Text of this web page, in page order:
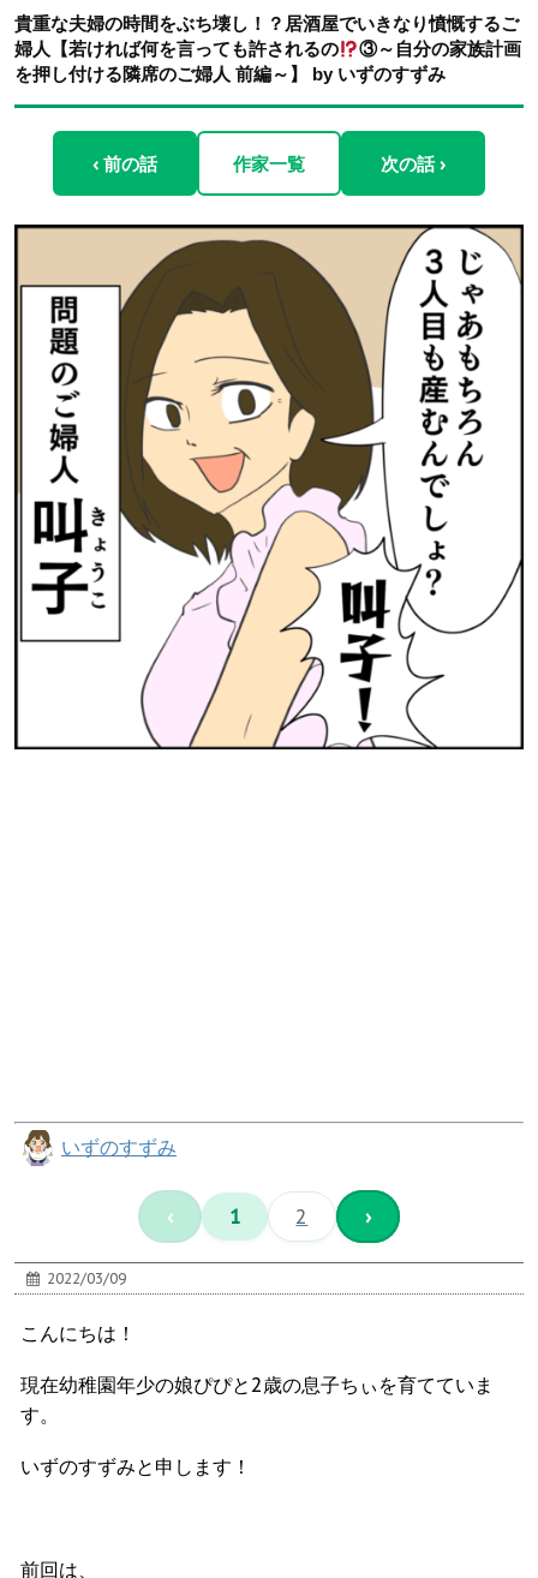
貴重な夫婦の時間をぶち壊し！？居酒屋でいきなり憤慨するご
婦人【若ければ何を言っても許されるの
③～自分の家族計画
を押し付ける隣席のご婦人 前編～】 by いずのすずみ
‹ 前の話 作家一覧 次の話 ›
いずのすずみ
‹ 1 2 ›
2022/03/09
こんにちは！
現在幼稚園年少の娘ぴぴと2歳の息子ちぃを育てていま
す。
いずのすずみと申します！
前回は、